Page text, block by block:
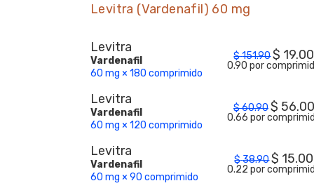
Levitra (Vardenafil) 60 mg
Levitra
Vardenafil
60 mg × 180 comprimido
$151.90$ 19.00
0.90 por
Levitra
Vardenafil
60 mg × 120 comprimido
$60.90$ 56.00
0.66 por
Levitra
Vardenafil
60 mg × 90 comprimido
$38.90$ 15.00
0.22 por